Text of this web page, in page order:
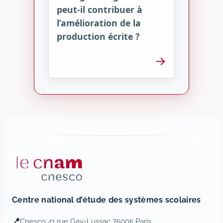
peut-il contribuer à
l’amélioration de la
production écrite ?
→
Centre national d’étude des systèmes scolaires
📍